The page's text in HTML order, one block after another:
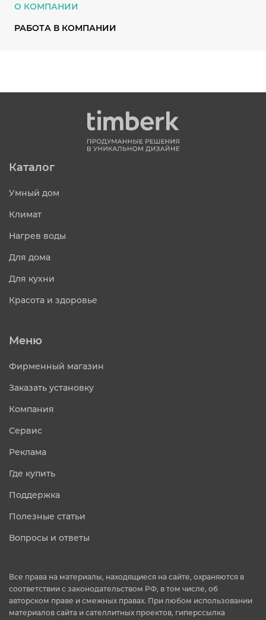
О КОМПАНИИ
РАБОТА В КОМПАНИИ
Каталог
Умный дом
Климат
Нагрев воды
Для дома
Для кухни
Красота и здоровье
Меню
Фирменный магазин
Заказать установку
Компания
Сервис
Реклама
Где купить
Поддержка
Полезные статьи
Вопросы и ответы
Все права на материалы, находящиеся на сайте, охраняются в
соответствии с законодательством РФ, в том числе, об
авторском праве и смежных правах. При любом использовании
материалов сайта и сателлитных проектов, гиперссылка